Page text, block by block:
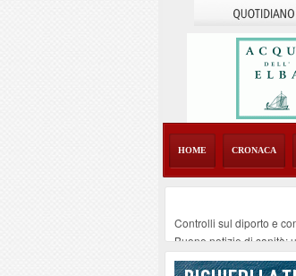
HOME CRONACA
Controlli sul diporto e
Buone notizie di sanità:
Altiero Spinelli e Ursula